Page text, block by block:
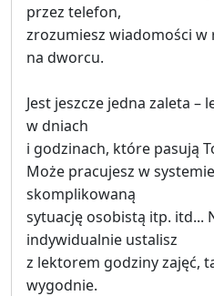
przez telefon,
zrozumiesz wiadomości
na dworcu.
Jest jeszcze jedna zaleta –
w dniach
i godzinach, które pasują
Może pracujesz w
skomplikowaną
sytuację osobistą itp. itd...
indywidualnie ustalisz
z lektorem godziny zajęć,
wygodnie.